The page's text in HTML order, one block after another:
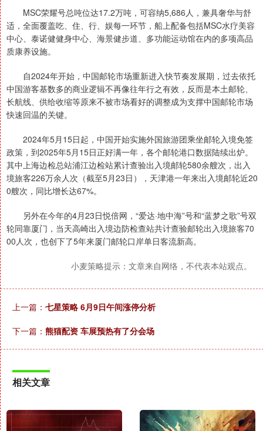
MSC荣耀号总吨位达17.2万吨，可容纳5,686人，兼具奢华与舒
适，全面覆盖吃、住、行、娱每一环节，船上配备包括MSC水疗美容
中心、泰诺健健身中心、海景健步道、多功能运动馆在内的多项高品
质康养设施。
自2024年开始，中国邮轮市场重新进入快节奏发展期，过去依托
中国游客基数多的商业逻辑不再像往年行之有效，反而是本土邮轮、
长航线、供给收缩等原来不被市场看好的调整成为支撑中国邮轮市场
快速回温的关键。
2024年5月15日起，中国开始实施外国旅游团乘坐邮轮入境免签
政策，到2025年5月15日正好满一年，各个邮轮港口数据陆续出炉。
其中上海边检总站浦江边检站累计查验出入境邮轮580余艘次，出入
境旅客226万余人次（截至5月23日），天津港一年来出入境邮轮近20
0艘次，同比增长达67%。
另外在今年的4月23日悦倍网，“爱达·地中海”号和“蓝梦之歌”号双
轮同靠厦门，当天高崎出入境边防检查站共计查验邮轮出入境旅客70
00人次，也创下了5年来厦门邮轮口岸单日客流新高。
小麦策略提示：文章来自网络，不代表本站观点。
上一篇： 七星策略 6月9日午间涨停分析
下一篇： 熊猫配资 车展预热有了分会场
相关文章